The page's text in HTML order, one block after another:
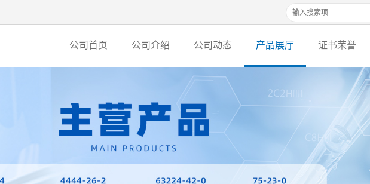
公司首页 公司介绍 公司动态 产品展厅 证书荣誉